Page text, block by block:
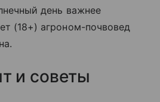
день важнее
(18+) агроном-почвовед
и советы